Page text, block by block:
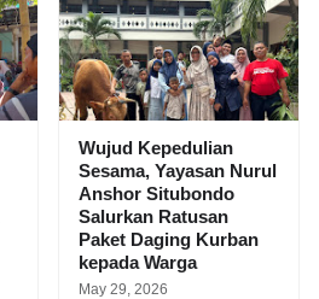
Wujud Kepedulian
Sesama, Yayasan Nurul
Anshor Situbondo
Salurkan Ratusan
Paket Daging Kurban
kepada Warga
May 29, 2026